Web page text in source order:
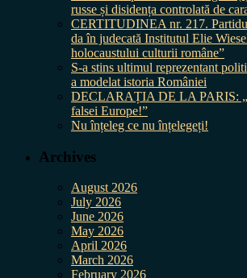
russe și disidența controlată de
CERTITUDINEA nr. 217.
da în judecată Institutul Elie
holocaustului culturii române”
S-a stins ultimul reprezentant
a modelat istoria României
DECLARAȚIA DE LA PARIS:
falsei Europe!”
Nu înțeleg ce nu înțelegeți!
Archives
August 2026
July 2026
June 2026
May 2026
April 2026
March 2026
February 2026